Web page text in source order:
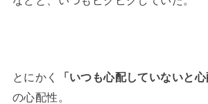
とにかく 「いつも心配していないと心
の心配性。